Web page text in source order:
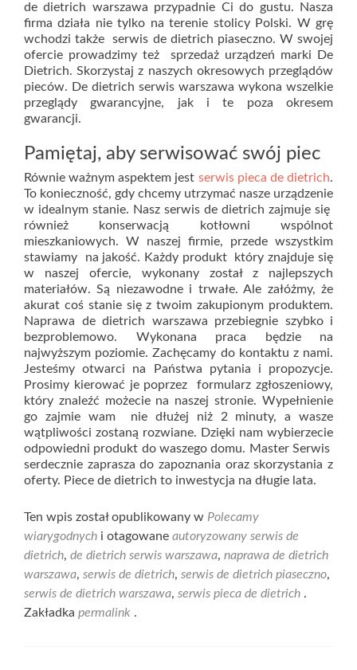
de dietrich warszawa przypadnie Ci do gustu. Nasza
firma działa nie tylko na terenie stolicy Polski. W grę
wchodzi także serwis de dietrich piaseczno. W swojej
ofercie prowadzimy też sprzedaż urządzeń marki De
Dietrich. Skorzystaj z naszych okresowych przeglądów
pieców. De dietrich serwis warszawa wykona wszelkie
przeglądy gwarancyjne, jak i te poza okresem
gwarancji.
Pamiętaj, aby serwisować swój piec
Równie ważnym aspektem jest serwis pieca de dietrich.
To konieczność, gdy chcemy utrzymać nasze urządzenie
w idealnym stanie. Nasz serwis de dietrich zajmuje się
również konserwacją kotłowni wspólnot
mieszkaniowych. W naszej firmie, przede wszystkim
stawiamy na jakość. Każdy produkt który znajduje się
w naszej ofercie, wykonany został z najlepszych
materiałów. Są niezawodne i trwałe. Ale załóżmy, że
akurat coś stanie się z twoim zakupionym produktem.
Naprawa de dietrich warszawa przebiegnie szybko i
bezproblemowo. Wykonana praca będzie na
najwyższym poziomie. Zachęcamy do kontaktu z nami.
Jesteśmy otwarci na Państwa pytania i propozycje.
Prosimy kierować je poprzez formularz zgłoszeniowy,
który znaleźć możecie na naszej stronie. Wypełnienie
go zajmie wam nie dłużej niż 2 minuty, a wasze
wątpliwości zostaną rozwiane. Dzięki nam wybierzecie
odpowiedni produkt do waszego domu. Master Serwis
serdecznie zaprasza do zapoznania oraz skorzystania z
oferty. Piece de dietrich to inwestycja na długie lata.
Ten wpis został opublikowany w Polecamy
wiarygodnych i otagowane autoryzowany serwis de
dietrich, de dietrich serwis warszawa, naprawa de dietrich
warszawa, serwis de dietrich, serwis de dietrich piaseczno,
serwis de dietrich warszawa, serwis pieca de dietrich .
Zakładka permalink .